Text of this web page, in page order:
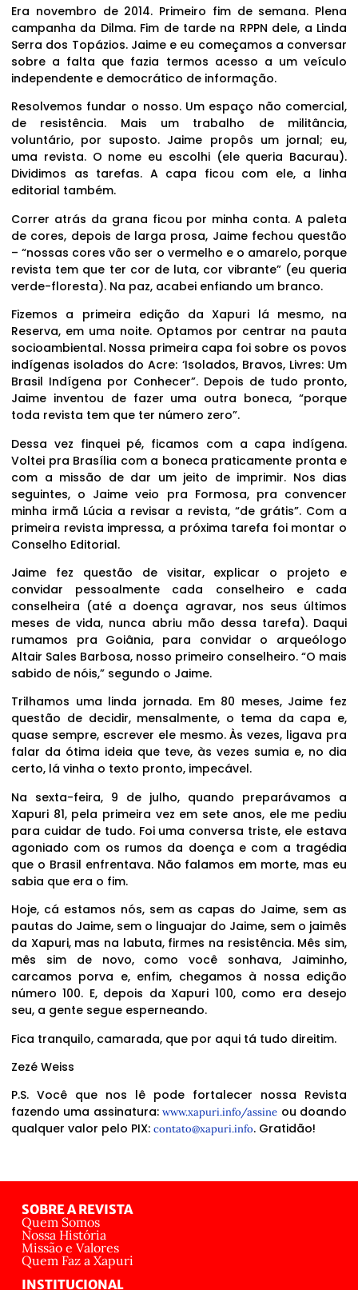
Era novembro de 2014. Primeiro fim de semana. Plena
campanha da Dilma. Fim de tarde na RPPN dele, a Linda
Serra dos Topázios. Jaime e eu começamos a conversar
sobre a falta que fazia termos acesso a um veículo
independente e democrático de informação.
Resolvemos fundar o nosso. Um espaço não comercial,
de resistência. Mais um trabalho de militância,
voluntário, por suposto. Jaime propôs um jornal; eu,
uma revista. O nome eu escolhi (ele queria Bacurau).
Dividimos as tarefas. A capa ficou com ele, a linha
editorial também.
Correr atrás da grana ficou por minha conta. A paleta
de cores, depois de larga prosa, Jaime fechou questão
– “nossas cores vão ser o vermelho e o amarelo, porque
revista tem que ter cor de luta, cor vibrante” (eu queria
verde-floresta). Na paz, acabei enfiando um branco.
Fizemos a primeira edição da Xapuri lá mesmo, na
Reserva, em uma noite. Optamos por centrar na pauta
socioambiental. Nossa primeira capa foi sobre os povos
indígenas isolados do Acre: ‘Isolados, Bravos, Livres: Um
Brasil Indígena por Conhecer”. Depois de tudo pronto,
Jaime inventou de fazer uma outra boneca, “porque
toda revista tem que ter número zero”.
Dessa vez finquei pé, ficamos com a capa indígena.
Voltei pra Brasília com a boneca praticamente pronta e
com a missão de dar um jeito de imprimir. Nos dias
seguintes, o Jaime veio pra Formosa, pra convencer
minha irmã Lúcia a revisar a revista, “de grátis”. Com a
primeira revista impressa, a próxima tarefa foi montar o
Conselho Editorial.
Jaime fez questão de visitar, explicar o projeto e
convidar pessoalmente cada conselheiro e cada
conselheira (até a doença agravar, nos seus últimos
meses de vida, nunca abriu mão dessa tarefa). Daqui
rumamos pra Goiânia, para convidar o arqueólogo
Altair Sales Barbosa, nosso primeiro conselheiro. “O mais
sabido de nóis,” segundo o Jaime.
Trilhamos uma linda jornada. Em 80 meses, Jaime fez
questão de decidir, mensalmente, o tema da capa e,
quase sempre, escrever ele mesmo. Às vezes, ligava pra
falar da ótima ideia que teve, às vezes sumia e, no dia
certo, lá vinha o texto pronto, impecável.
Na sexta-feira, 9 de julho, quando preparávamos a
Xapuri 81, pela primeira vez em sete anos, ele me pediu
para cuidar de tudo. Foi uma conversa triste, ele estava
agoniado com os rumos da doença e com a tragédia
que o Brasil enfrentava. Não falamos em morte, mas eu
sabia que era o fim.
Hoje, cá estamos nós, sem as capas do Jaime, sem as
pautas do Jaime, sem o linguajar do Jaime, sem o jaimês
da Xapuri, mas na labuta, firmes na resistência. Mês sim,
mês sim de novo, como você sonhava, Jaiminho,
carcamos porva e, enfim, chegamos à nossa edição
número 100. E, depois da Xapuri 100, como era desejo
seu, a gente segue esperneando.
Fica tranquilo, camarada, que por aqui tá tudo direitim.
Zezé Weiss
P.S. Você que nos lê pode fortalecer nossa Revista
fazendo uma assinatura:www.xapuri.info/assine ou doando
qualquer valor pelo PIX: contato@xapuri.info. Gratidão!
SOBRE A REVISTA
Quem Somos
Nossa História
Missão e Valores
Quem Faz a Xapuri
INSTITUCIONAL